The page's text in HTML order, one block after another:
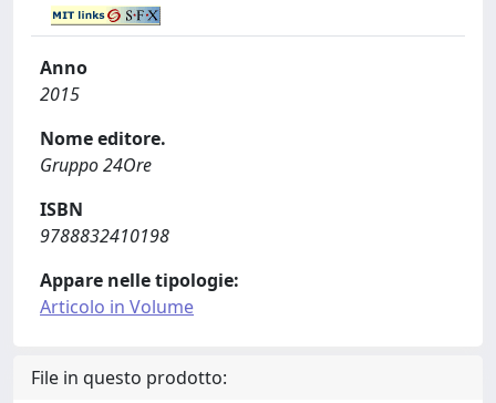
Anno
2015
Nome editore.
Gruppo 24Ore
ISBN
9788832410198
Appare nelle tipologie:
Articolo in Volume
File in questo prodotto: